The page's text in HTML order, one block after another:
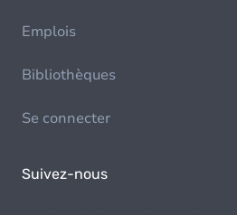
Emplois
Bibliothèques
Se connecter
Suivez-nous